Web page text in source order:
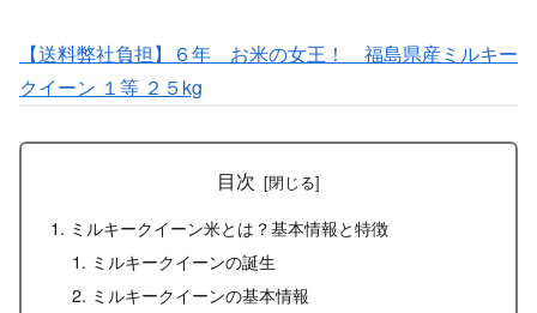
【送料弊社負担】６年 お米の女王！ 福島県産ミルキー
クイーン １等 ２５kg
目次
ミルキークイーン米とは？基本情報と特徴
ミルキークイーンの誕生
ミルキークイーンの基本情報